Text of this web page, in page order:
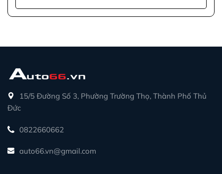
15/5 Đường Số 3, Phường Trường Thọ, Thành Phố Thủ
Đức
0822660662
auto66.vn@gmail.com